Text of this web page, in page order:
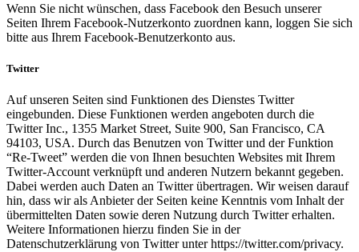
Wenn Sie nicht wünschen, dass Facebook den Besuch unserer
Seiten Ihrem Facebook-Nutzerkonto zuordnen kann, loggen Sie sich
bitte aus Ihrem Facebook-Benutzerkonto aus.
Twitter
Auf unseren Seiten sind Funktionen des Dienstes Twitter
eingebunden. Diese Funktionen werden angeboten durch die
Twitter Inc., 1355 Market Street, Suite 900, San Francisco, CA
94103, USA. Durch das Benutzen von Twitter und der Funktion
“Re-Tweet” werden die von Ihnen besuchten Websites mit Ihrem
Twitter-Account verknüpft und anderen Nutzern bekannt gegeben.
Dabei werden auch Daten an Twitter übertragen. Wir weisen darauf
hin, dass wir als Anbieter der Seiten keine Kenntnis vom Inhalt der
übermittelten Daten sowie deren Nutzung durch Twitter erhalten.
Weitere Informationen hierzu finden Sie in der
Datenschutzerklärung von Twitter unter https://twitter.com/privacy.